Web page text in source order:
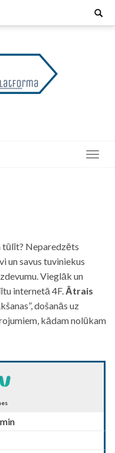
Search
tūlīt? Neparedzēts
un savus tuviniekus
Vieglāk un
internetā 4F. Ātrais
došanās uz
kādam nolūkam